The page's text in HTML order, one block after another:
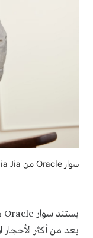
سوار Oracle من Jia Jia
يعد من أكثر الأحجار